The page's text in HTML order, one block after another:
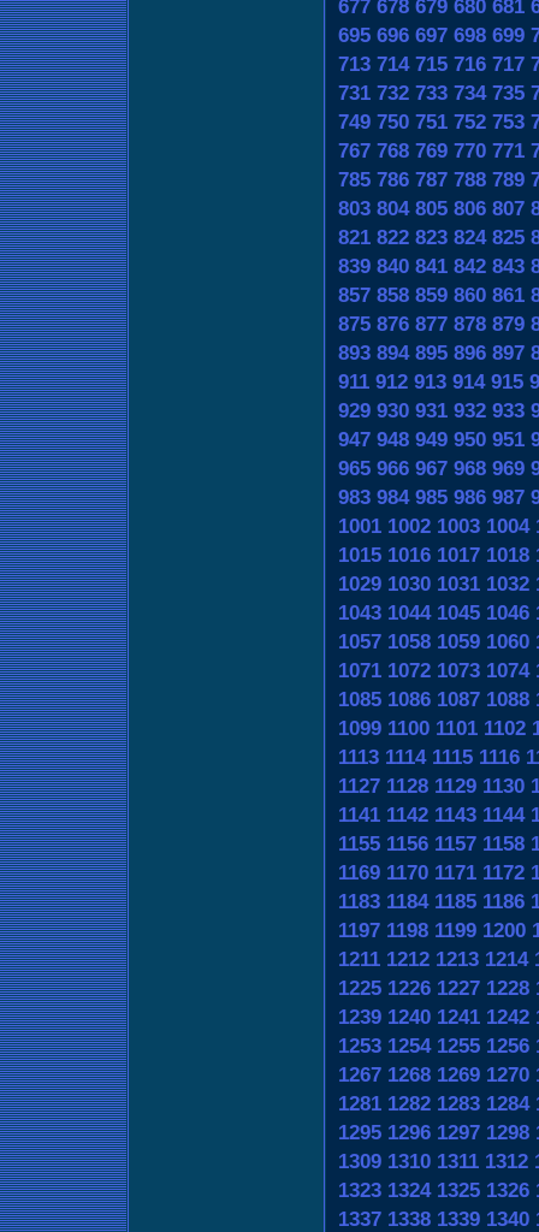
677 678 679 680 681
695 696 697 698 699
713 714 715 716 717
731 732 733 734 735
749 750 751 752 753
767 768 769 770 771
785 786 787 788 789
803 804 805 806 807
821 822 823 824 825
839 840 841 842 843
857 858 859 860 861
875 876 877 878 879
893 894 895 896 897
911 912 913 914 915
929 930 931 932 933
947 948 949 950 951
965 966 967 968 969
983 984 985 986 987
1001 1002 1003 1004
1015 1016 1017 1018
1029 1030 1031 1032
1043 1044 1045 1046
1057 1058 1059 1060
1071 1072 1073 1074
1085 1086 1087 1088
1099 1100 1101 1102
1113 1114 1115 1116
1127 1128 1129 1130
1141 1142 1143 1144
1155 1156 1157 1158
1169 1170 1171 1172
1183 1184 1185 1186
1197 1198 1199 1200
1211 1212 1213 1214
1225 1226 1227 1228
1239 1240 1241 1242
1253 1254 1255 1256
1267 1268 1269 1270
1281 1282 1283 1284
1295 1296 1297 1298
1309 1310 1311 1312
1323 1324 1325 1326
1337 1338 1339 1340